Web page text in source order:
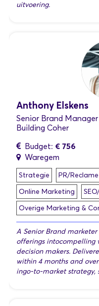
uitvoering.
Anthony Elskens
Senior Brand
Building Coher
Budget: € 756
Waregem
Strategie PR/Reclame
Online Marketing
Overige Marketing &
A Senior Brand
offerings intocompelling
decision makers.
within 4 months and
ingo-to-market strategy,